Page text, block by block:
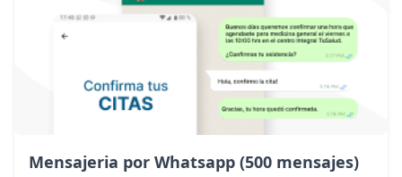
Mensajeria por Whatsapp (500 mensajes)